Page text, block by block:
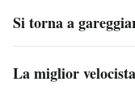
Si torna a
La miglior